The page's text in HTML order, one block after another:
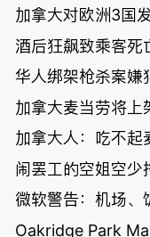
加拿大对欧洲3国
酒后狂飙致乘客死
华人绑架枪杀案嫌
加拿大麦当劳将上
加拿大人：吃不起
闹罢工的空姐空少
微软警告：机场、
Oakridge Park